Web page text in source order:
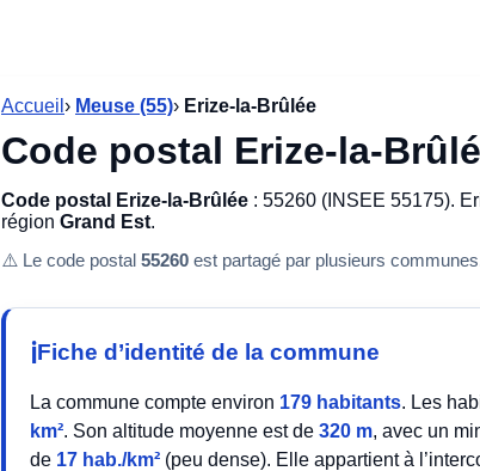
Accueil › Meuse (55)› Erize-la-Brûlée
Code postal Erize-la-
Code postal Erize-la-Brûlée : 55260 (INSEE 55175).
région Grand Est.
⚠️ Le code postal 55260 est partagé par plusieurs
Fiche d’identité de la commune
La commune compte environ 179 habitants. Les
km². Son altitude moyenne est de 320 m, avec un
de 17 hab./km² (peu dense). Elle appartient à